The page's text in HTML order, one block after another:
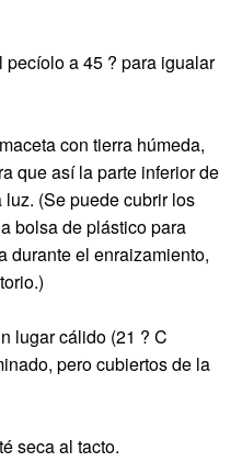
a 45 ? para igualar
con tierra húmeda,
que así la parte inferior de
(Se puede cubrir los
bolsa de plástico para
durante el enraizamiento,
lugar cálido (21 ? C
pero cubiertos de la
seca al tacto.